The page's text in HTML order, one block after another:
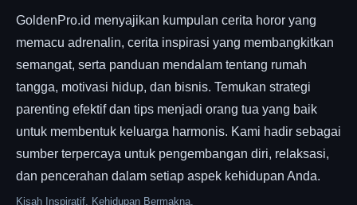
GoldenPro.id menyajikan kumpulan cerita horor yang
memacu adrenalin, cerita inspirasi yang membangkitkan
semangat, serta panduan mendalam tentang rumah
tangga, motivasi hidup, dan bisnis. Temukan strategi
parenting efektif dan tips menjadi orang tua yang baik
untuk membentuk keluarga harmonis. Kami hadir sebagai
sumber terpercaya untuk pengembangan diri, relaksasi,
dan pencerahan dalam setiap aspek kehidupan Anda.
Kisah Inspiratif, Kehidupan Bermakna.